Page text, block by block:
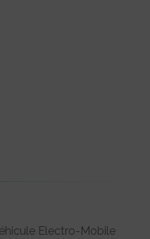
Electro-Mobile